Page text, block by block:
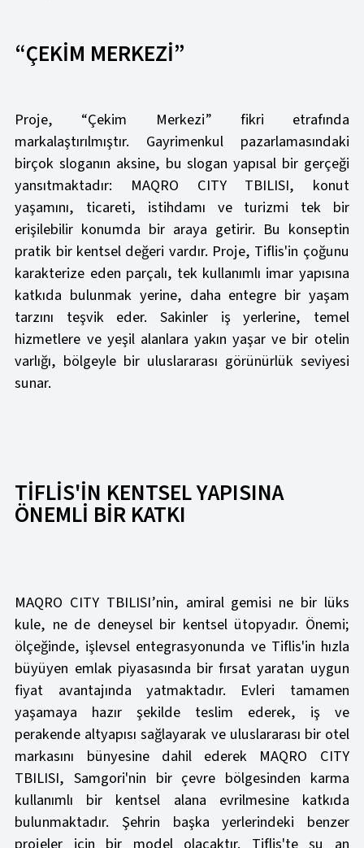
“ÇEKİM MERKEZİ”
Proje, “Çekim Merkezi” fikri etrafında
markalaştırılmıştır. Gayrimenkul pazarlamasındaki
birçok sloganın aksine, bu slogan yapısal bir gerçeği
yansıtmaktadır: MAQRO CITY TBILISI, konut
yaşamını, ticareti, istihdamı ve turizmi tek bir
erişilebilir konumda bir araya getirir. Bu konseptin
pratik bir kentsel değeri vardır. Proje, Tiflis'in çoğunu
karakterize eden parçalı, tek kullanımlı imar yapısına
katkıda bulunmak yerine, daha entegre bir yaşam
tarzını teşvik eder. Sakinler iş yerlerine, temel
hizmetlere ve yeşil alanlara yakın yaşar ve bir otelin
varlığı, bölgeyle bir uluslararası görünürlük seviyesi
sunar.
TİFLİS'İN KENTSEL YAPISINA
ÖNEMLİ BİR KATKI
MAQRO CITY TBILISI’nin, amiral gemisi ne bir lüks
kule, ne de deneysel bir kentsel ütopyadır. Önemi;
ölçeğinde, işlevsel entegrasyonunda ve Tiflis'in hızla
büyüyen emlak piyasasında bir fırsat yaratan uygun
fiyat avantajında yatmaktadır. Evleri tamamen
yaşamaya hazır şekilde teslim ederek, iş ve
perakende altyapısı sağlayarak ve uluslararası bir otel
markasını bünyesine dahil ederek MAQRO CITY
TBILISI, Samgori'nin bir çevre bölgesinden karma
kullanımlı bir kentsel alana evrilmesine katkıda
bulunmaktadır. Şehrin başka yerlerindeki benzer